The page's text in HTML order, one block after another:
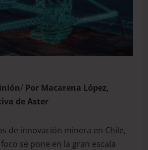
/ Por Macarena López,
de Aster
de innovación minera en Chile,
se pone en la gran escala